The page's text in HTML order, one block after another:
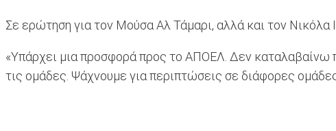
Σε ερώτηση για τον Μούσα Αλ Τάμαρι, αλλά και τον Νικόλα
«Υπάρχει μια προσφορά προς το ΑΠΟΕΛ. Δεν καταλαβαίνω
τις ομάδες. Ψάχνουμε για περιπτώσεις σε διάφορες